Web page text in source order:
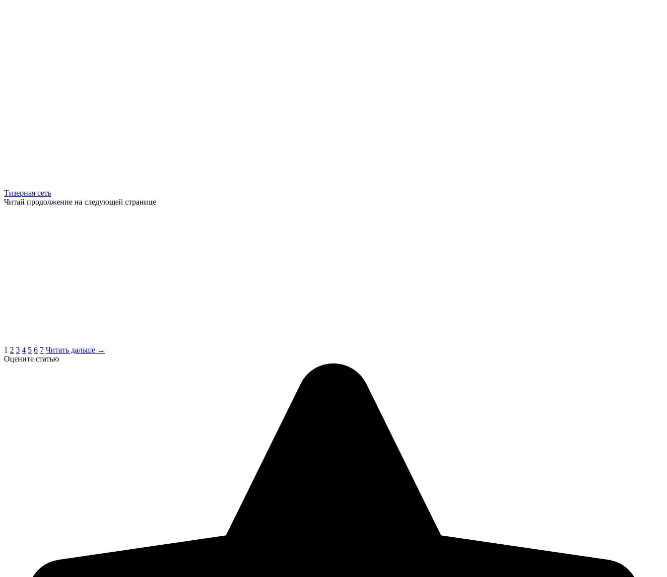
Тизерная сеть
Читай продолжение на следующей странице
1 2 3 4 5 6 7 Читать дальше →
Оцените статью